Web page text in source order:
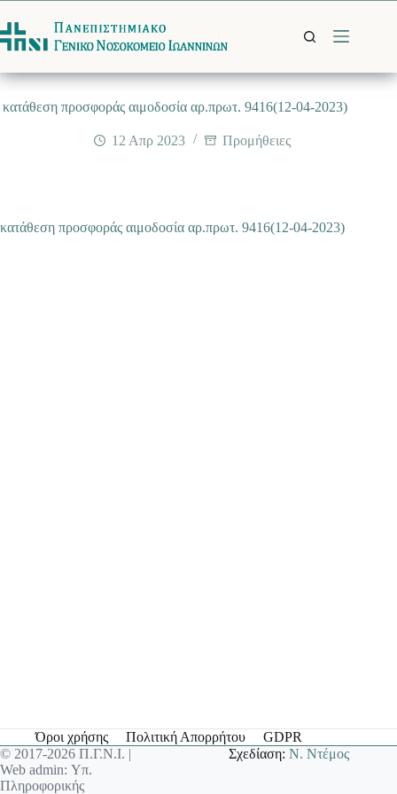
στο
περιεχόμενο
κατάθεση προσφοράς αιμοδοσία αρ.πρωτ. 9416(12-04-2023)
12 Απρ 2023 Προμήθειες
κατάθεση προσφοράς αιμοδοσία αρ.πρωτ. 9416(12-04-2023)
Όροι χρήσης Πολιτική Απορρήτου
GDPR
© 2017-2026 Π.Γ.Ν.Ι. |
Web admin: Υπ.
Πληροφορικής
Σχεδίαση:Ν. Ντέμος